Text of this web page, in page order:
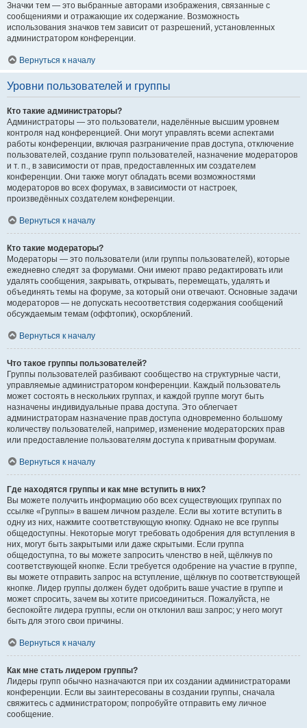
Значки тем — это выбранные авторами изображения, связанные с
сообщениями и отражающие их содержание. Возможность
использования значков тем зависит от разрешений, установленных
администратором конференции.
Вернуться к началу
Уровни пользователей и группы
Кто такие администраторы?
Администраторы — это пользователи, наделённые высшим уровнем
контроля над конференцией. Они могут управлять всеми аспектами
работы конференции, включая разграничение прав доступа, отключение
пользователей, создание групп пользователей, назначение модераторов
и т. п., в зависимости от прав, предоставленных им создателем
конференции. Они также могут обладать всеми возможностями
модераторов во всех форумах, в зависимости от настроек,
произведённых создателем конференции.
Вернуться к началу
Кто такие модераторы?
Модераторы — это пользователи (или группы пользователей), которые
ежедневно следят за форумами. Они имеют право редактировать или
удалять сообщения, закрывать, открывать, перемещать, удалять и
объединять темы на форуме, за который они отвечают. Основные задачи
модераторов — не допускать несоответствия содержания сообщений
обсуждаемым темам (оффтопик), оскорблений.
Вернуться к началу
Что такое группы пользователей?
Группы пользователей разбивают сообщество на структурные части,
управляемые администратором конференции. Каждый пользователь
может состоять в нескольких группах, и каждой группе могут быть
назначены индивидуальные права доступа. Это облегчает
администраторам назначение прав доступа одновременно большому
количеству пользователей, например, изменение модераторских прав
или предоставление пользователям доступа к приватным форумам.
Вернуться к началу
Где находятся группы и как мне вступить в них?
Вы можете получить информацию обо всех существующих группах по
ссылке «Группы» в вашем личном разделе. Если вы хотите вступить в
одну из них, нажмите соответствующую кнопку. Однако не все группы
общедоступны. Некоторые могут требовать одобрения для вступления в
них, могут быть закрытыми или даже скрытыми. Если группа
общедоступна, то вы можете запросить членство в ней, щёлкнув по
соответствующей кнопке. Если требуется одобрение на участие в группе,
вы можете отправить запрос на вступление, щёлкнув по соответствующей
кнопке. Лидер группы должен будет одобрить ваше участие в группе и
может спросить, зачем вы хотите присоединиться. Пожалуйста, не
беспокойте лидера группы, если он отклонил ваш запрос; у него могут
быть для этого свои причины.
Вернуться к началу
Как мне стать лидером группы?
Лидеры групп обычно назначаются при их создании администраторами
конференции. Если вы заинтересованы в создании группы, сначала
свяжитесь с администратором; попробуйте отправить ему личное
сообщение.